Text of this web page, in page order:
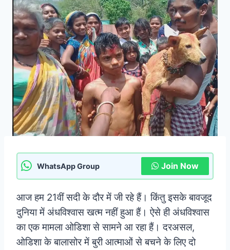
WhatsApp Group Join Now
आज हम 21वीं सदी के दौर में जी रहे हैं। किंतु इसके बावजूद
दुनिया में अंधविश्वास खत्म नहीं हुआ हैं। ऐसे ही अंधविश्वास
का एक मामला ओडिशा से सामने आ रहा हैं। दरअसल,
ओडिशा के बालासोर में बुरी आत्माओं से बचने के लिए दो